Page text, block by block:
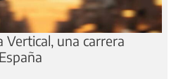
Vertical, una carrera